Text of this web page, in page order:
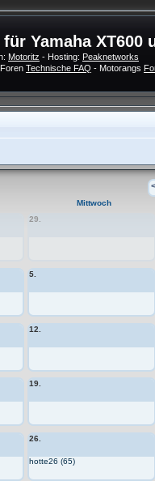
Yamaha XT600
Motoritz - Hosting: Peaknetworks
Technische FAQ - Motorangs
Mittwoch
29.
5.
12.
19.
26.
hotte26 (65)